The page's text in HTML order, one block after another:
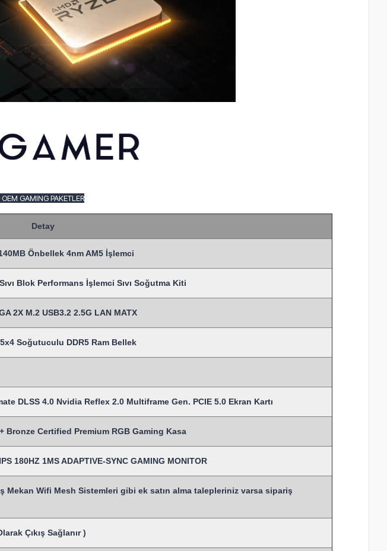
GAMING PAKETLER
Detay
Önbellek 4nm AM5 İşlemci
Blok Performans İşlemci Sıvı Soğutma Kiti
2X M.2 USB3.2 2.5G LAN MATX
Soğutuculu DDR5 Ram Bellek
DLSS 4.0 Nvidia Reflex 2.0 Multiframe Gen. PCIE 5.0 Ekran Kartı
Bronze Certified Premium RGB Gaming Kasa
180HZ 1MS ADAPTIVE-SYNC GAMING MONITOR
Wifi Mesh Sistemleri gibi ek satın alma talepleriniz varsa sipariş
Çıkış Sağlanır )